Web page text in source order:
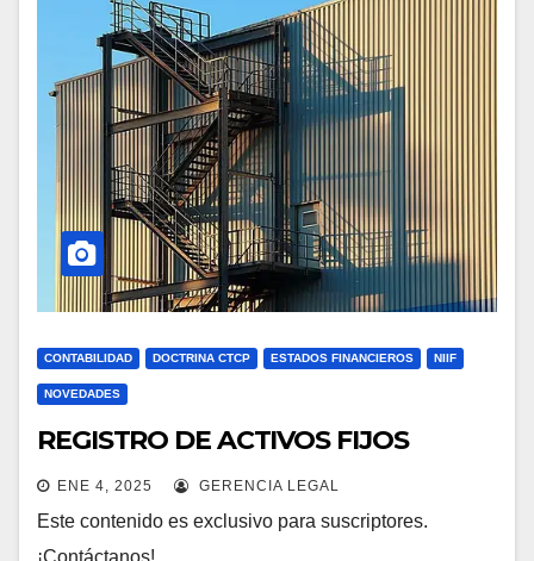
CONTABILIDAD DOCTRINA CTCP ESTADOS FINANCIEROS NIIF
NOVEDADES
REGISTRO DE ACTIVOS FIJOS
ENE 4, 2025 GERENCIA LEGAL
Este contenido es exclusivo para suscriptores.
¡Contáctanos!